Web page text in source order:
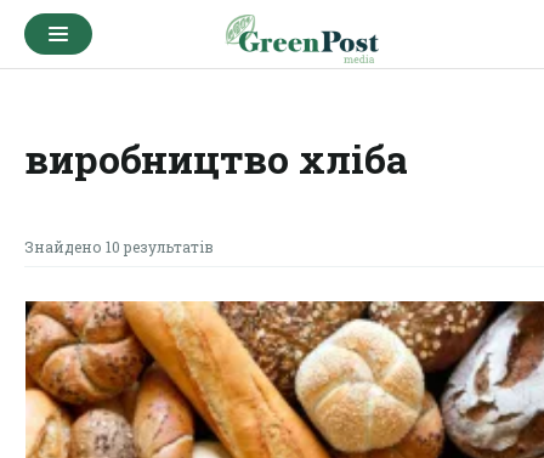
виробництво хліба
Знайдено 10 результатів